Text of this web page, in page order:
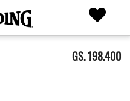
GS. 198.400